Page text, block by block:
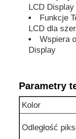
Wyświetlacz
Moduł
LCD Display
Funkcje
LCD dla
Wspiera
Display
Parametry
Kolor
Odległość